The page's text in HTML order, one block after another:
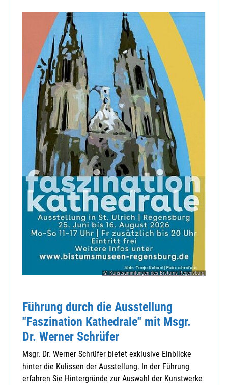
© Kunstsammlungen des Bistums Regensburg
Führung durch die Ausstellung
"Faszination Kathedrale" mit Msgr.
Dr. Werner Schrüfer
Msgr. Dr. Werner Schrüfer bietet exklusive Einblicke
hinter die Kulissen der Ausstellung. In der Führung
erfahren Sie Hintergründe zur Auswahl der Kunstwerke